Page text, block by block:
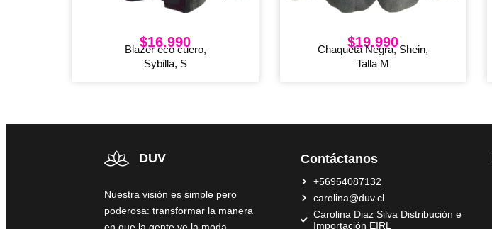
$16.990
Blazer eco cuero,
Sybilla, S
$19.990
Chaqueta Negra, Shein,
Talla M
DUV
Nuestra visión es simple pero
poderosa: transformar la manera
Contáctanos
+56954087132
carolina@duv.cl
Carolina Diaz Silva Distribución e
Importación EIRL